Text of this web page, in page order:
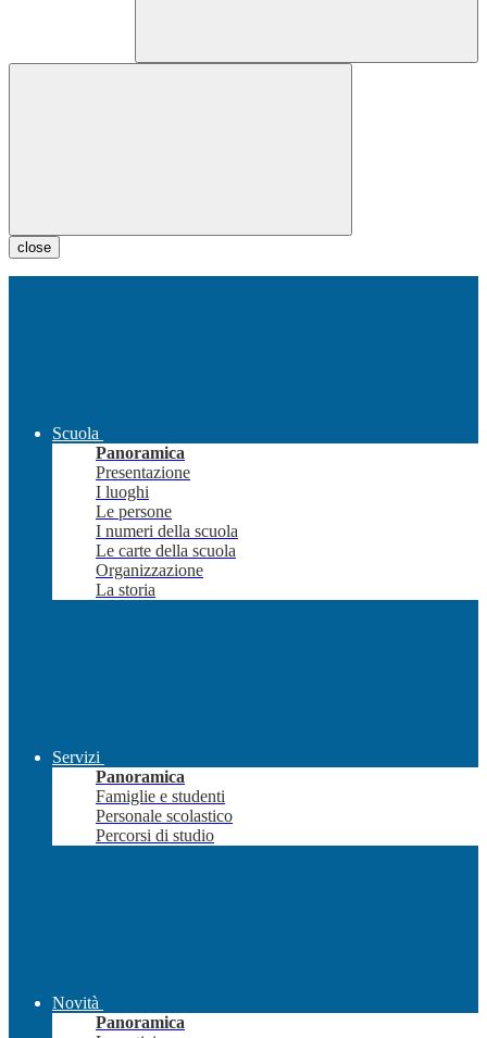
close
Scuola
Panoramica
Presentazione
I luoghi
Le persone
I numeri della scuola
Le carte della scuola
Organizzazione
La storia
Servizi
Panoramica
Famiglie e studenti
Personale scolastico
Percorsi di studio
Novità
Panoramica